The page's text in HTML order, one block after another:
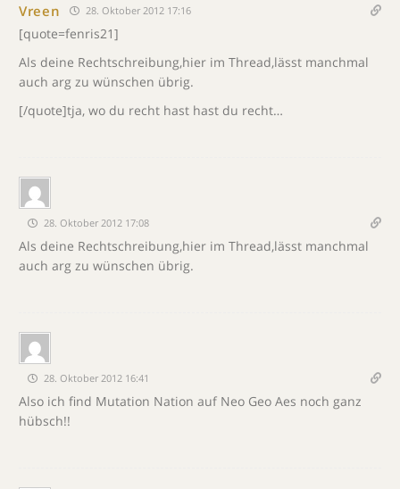
Vreen 28. Oktober 2012 17:16
[quote=fenris21]
Als deine Rechtschreibung,hier im Thread,lässt manchmal
auch arg zu wünschen übrig.
[/quote]tja, wo du recht hast hast du recht…
28. Oktober 2012 17:08
Als deine Rechtschreibung,hier im Thread,lässt manchmal
auch arg zu wünschen übrig.
28. Oktober 2012 16:41
Also ich find Mutation Nation auf Neo Geo Aes noch ganz
hübsch!!